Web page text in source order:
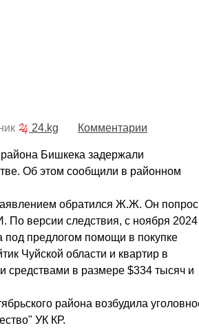
24.kg Комментарии
Бишкека задержали
Об этом сообщили в районном
обратился Ж.Ж. Он
По версии следствия, с ноября 2024
под предлогом помощи в покупке
Чуйской области и квартир в
средствами в размере $334 тысяч и
района возбудила
УК КР.